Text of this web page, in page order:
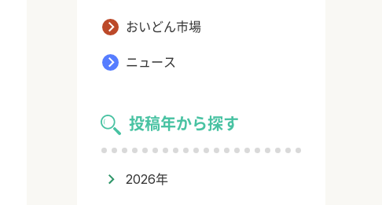
おいどん市場
ニュース
投稿年から探す
2026年